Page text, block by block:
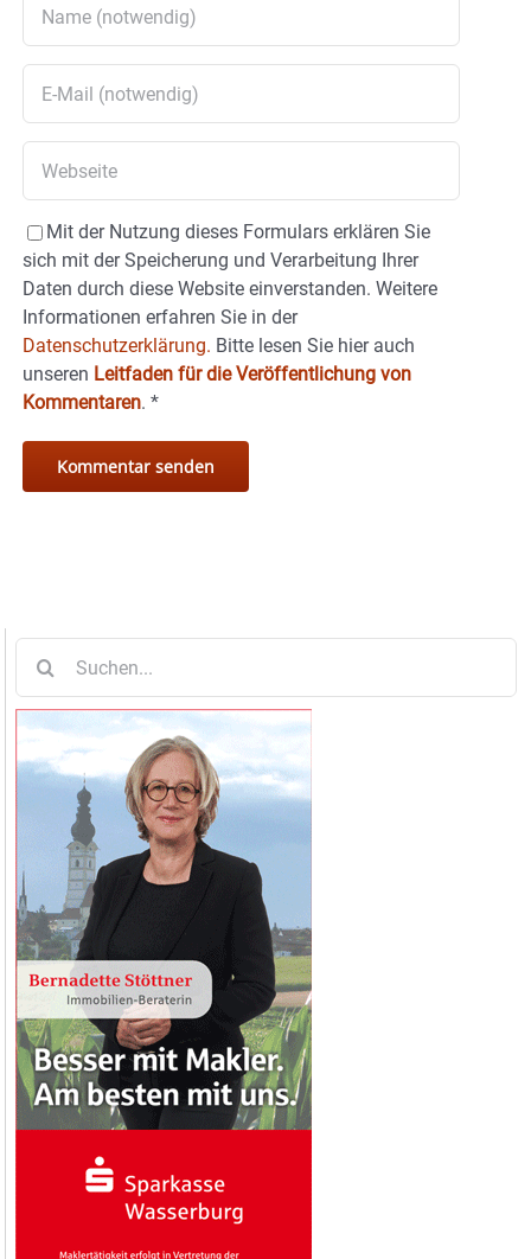
Mit der Nutzung dieses Formulars erklären Sie
sich mit der Speicherung und Verarbeitung Ihrer
Daten durch diese Website einverstanden. Weitere
Informationen erfahren Sie in der
Datenschutzerklärung. Bitte lesen Sie hier auch
unseren Leitfaden für die Veröffentlichung von
Kommentaren. *
nach: